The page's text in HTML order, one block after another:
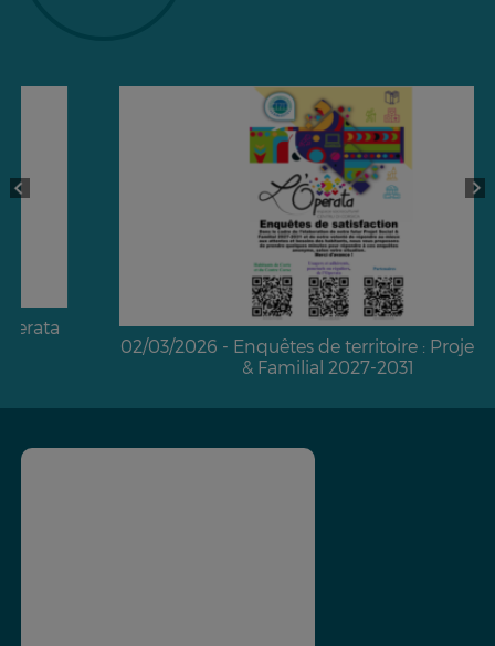
02/03/2026 - Enquêtes de territoire : Projet Social
& Familial 2027-2031